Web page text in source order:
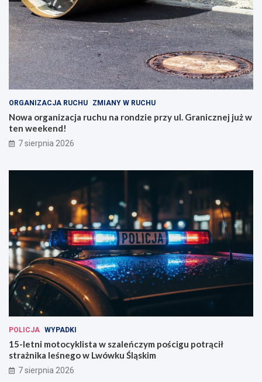
ORGANIZACJA RUCHU ZMIANY W RUCHU
Nowa organizacja ruchu na rondzie przy ul. Granicznej już w
ten weekend!
7 sierpnia 2026
POLICJA WYPADKI
15-letni motocyklista w szaleńczym pościgu potrącił
strażnika leśnego w Lwówku Śląskim
7 sierpnia 2026